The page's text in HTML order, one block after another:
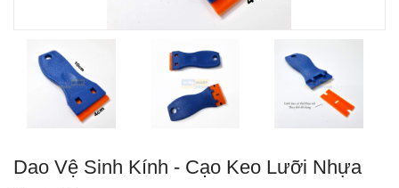
Dao Vệ Sinh Kính - Cạo Keo Lưỡi Nhựa